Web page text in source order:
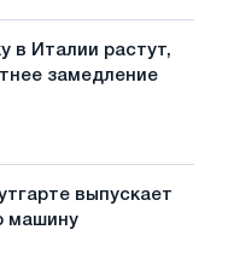
в Италии растут,
замедление
выпускает
машину